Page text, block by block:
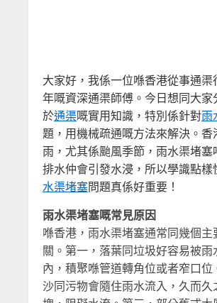
大家好，我係一位喺香港從事通渠
年嘅資深通渠師傅。今日想同大家
於通渠嘅實用知識，特別係針對雨
題，用機械疏通嘅方法來解決。香
雨，尤其係颱風季節，雨水渠堵塞
排水仲會引發水浸，所以學識點樣
水渠堵塞問題真係好重要！
雨水渠堵塞嘅常見原因
喺香港，雨水渠堵塞通常同幾個主
關。第一，落葉同垃圾好容易被雨
內，積聚喺管道轉角位或者窄口位
沙同污物會隨住雨水流入，久而久